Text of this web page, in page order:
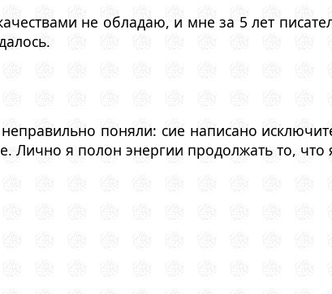
не обладаю, и мне за 5 лет
поняли: сие написано
Лично я полон энергии продолжать то,